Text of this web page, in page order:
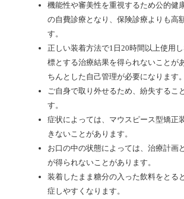
機能性や審美性を重視するため公的健
の自費診療となり、保険診療よりも高
す。
正しい装着方法で1日20時間以上使用
標とする治療結果を得られないことが
ちんとした自己管理が必要になります。
ご自身で取り外せるため、紛失するこ
す。
症状によっては、マウスピース型矯正
きないことがあります。
お口の中の状態によっては、治療計画
が得られないことがあります。
装着したまま糖分の入った飲料をとる
症しやすくなります。